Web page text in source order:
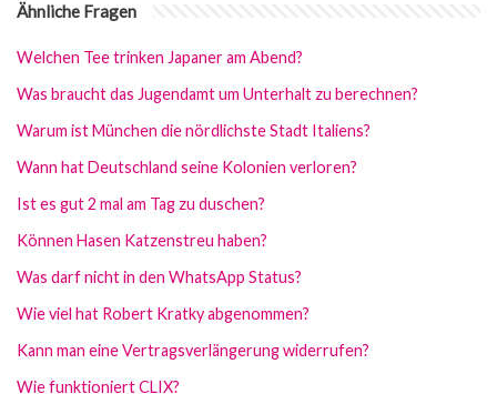
Ähnliche Fragen
Welchen Tee trinken Japaner am Abend?
Was braucht das Jugendamt um Unterhalt zu berechnen?
Warum ist München die nördlichste Stadt Italiens?
Wann hat Deutschland seine Kolonien verloren?
Ist es gut 2 mal am Tag zu duschen?
Können Hasen Katzenstreu haben?
Was darf nicht in den WhatsApp Status?
Wie viel hat Robert Kratky abgenommen?
Kann man eine Vertragsverlängerung widerrufen?
Wie funktioniert CLIX?